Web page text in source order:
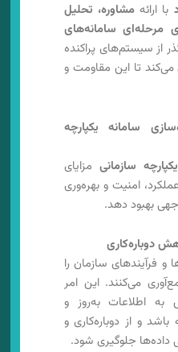
با ارائه مشاوره، تحلیل
مرحله‌ای سامانه‌های
از سیستم‌های پراکنده
تا این مقاومت و
سامانه یکپارچه
سازمانیمزایای
امنیت و بهره‌وری
بهبود دهد.
و فرآیندهای سازمان را
می‌کنند. این امر
اطلاعات به‌روز و
و از دوباره‌کاری و
داده‌ها جلوگیری شود.